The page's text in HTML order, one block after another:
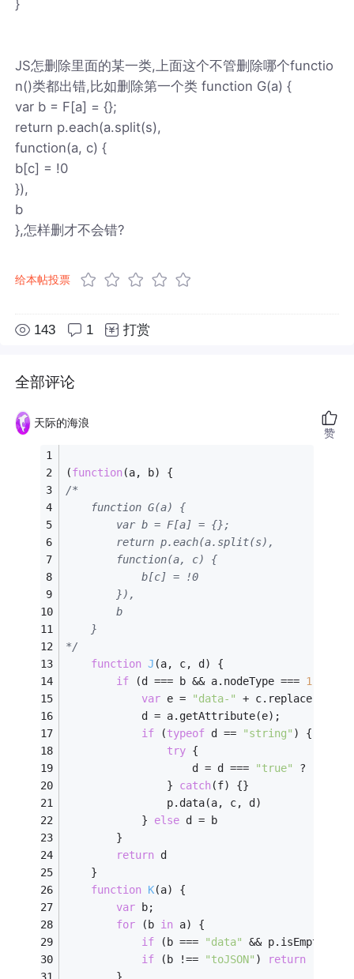
}
JS怎删除里面的某一类,上面这个不管删除哪个functio
n()类都出错,比如删除第一个类 function G(a) {
var b = F[a] = {};
return p.each(a.split(s),
function(a, c) {
b[c] = !0
}),
b
},怎样删才不会错?
给本帖投票
143 1 打赏
全部评论
天际的海浪
(function(a, b) {
/*
    function G(a) {
        var b = F[a] = {};
        return p.each(a.split(s),
        function(a, c) {
            b[c] = !0
        }),
        b
    }
*/
function J (a, c, d ) {
if (d === b && a.nodeType === 1
var e = "data-" + c.replace(I,
            d = a.getAttribute(e);
if (typeof d == "string" ) {
try {
                    d = d ===
"true" ? !
                }
catch(f) {}
                p.data(a, c, d)
            }
else d = b
        }
return d
    }
function K(a) {
var b;
for (b in a) {
if (b === "data"
&&
if (b !== "toJSON" ) return
赞